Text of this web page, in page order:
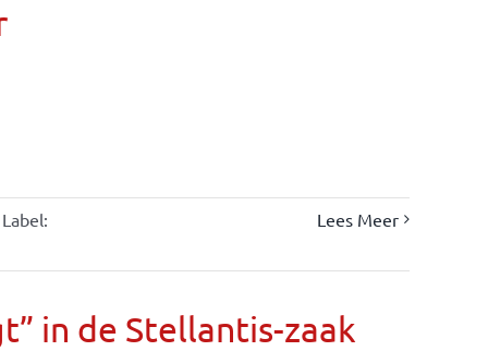
Label:
Lees Meer
in de Stellantis-zaak